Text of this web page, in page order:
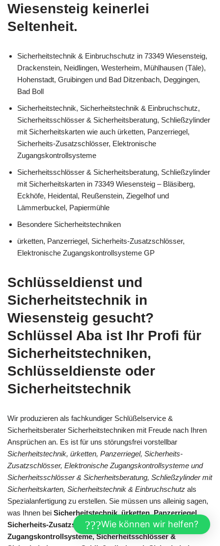
Wiesensteig keinerlei
Seltenheit.
Sicherheitstechnik & Einbruchschutz in 73349 Wiesensteig,
Drackenstein, Neidlingen, Westerheim, Mühlhausen (Täle),
Hohenstadt, Gruibingen und Bad Ditzenbach, Deggingen,
Bad Boll
Sicherheitstechnik, Sicherheitstechnik & Einbruchschutz,
Sicherheitsschlösser & Sicherheitsberatung, Schließzylinder
mit Sicherheitskarten wie auch ürketten, Panzerriegel,
Sicherheits-Zusatzschlösser, Elektronische
Zugangskontrollsysteme
Sicherheitsschlösser & Sicherheitsberatung, Schließzylinder
mit Sicherheitskarten in 73349 Wiesensteig – Bläsiberg,
Eckhöfe, Heidental, Reußenstein, Ziegelhof und
Lämmerbuckel, Papiermühle
Besondere Sicherheitstechniken
ürketten, Panzerriegel, Sicherheits-Zusatzschlösser,
Elektronische Zugangskontrollsysteme GP
Schlüsseldienst und
Sicherheitstechnik in
Wiesensteig gesucht?
Schlüssel Aba ist Ihr Profi für
Sicherheitstechniken,
Schlüsseldienste oder
Sicherheitstechnik
Wir produzieren als fachkundiger Schlüßelservice &
Sicherheitsberater Sicherheitstechniken mit Freude nach Ihren
Ansprüchen an. Es ist für uns störungsfrei vorstellbar
Sicherheitstechnik, ürketten, Panzerriegel, Sicherheits-
Zusatzschlösser, Elektronische Zugangskontrollsysteme und
Sicherheitsschlösser & Sicherheitsberatung, Schließzylinder mit
Sicherheitskarten, Sicherheitstechnik & Einbruchschutz als
Spezialanfertigung zu erstellen. Sie müssen uns alleinig sagen,
was Ihnen bei Sicherheitstechnik, ürketten, Panzerriegel,
Sicherheits-Zusatzschlösser, Elektronische
Zugangskontrollsysteme, Sicherheitsschlösser &
Wie können wir helfen?